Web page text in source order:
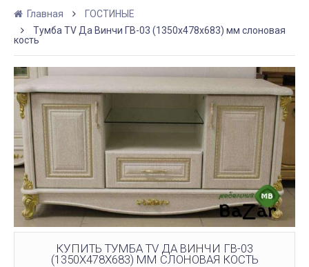
Главная
ГОСТИНЫЕ
Тумба TV Да Винчи ГВ-03 (1350х478х683) мм слоновая
кость
КУПИТЬ ТУМБА TV ДА ВИНЧИ ГВ-03
(1350Х478Х683) ММ СЛОНОВАЯ КОСТЬ